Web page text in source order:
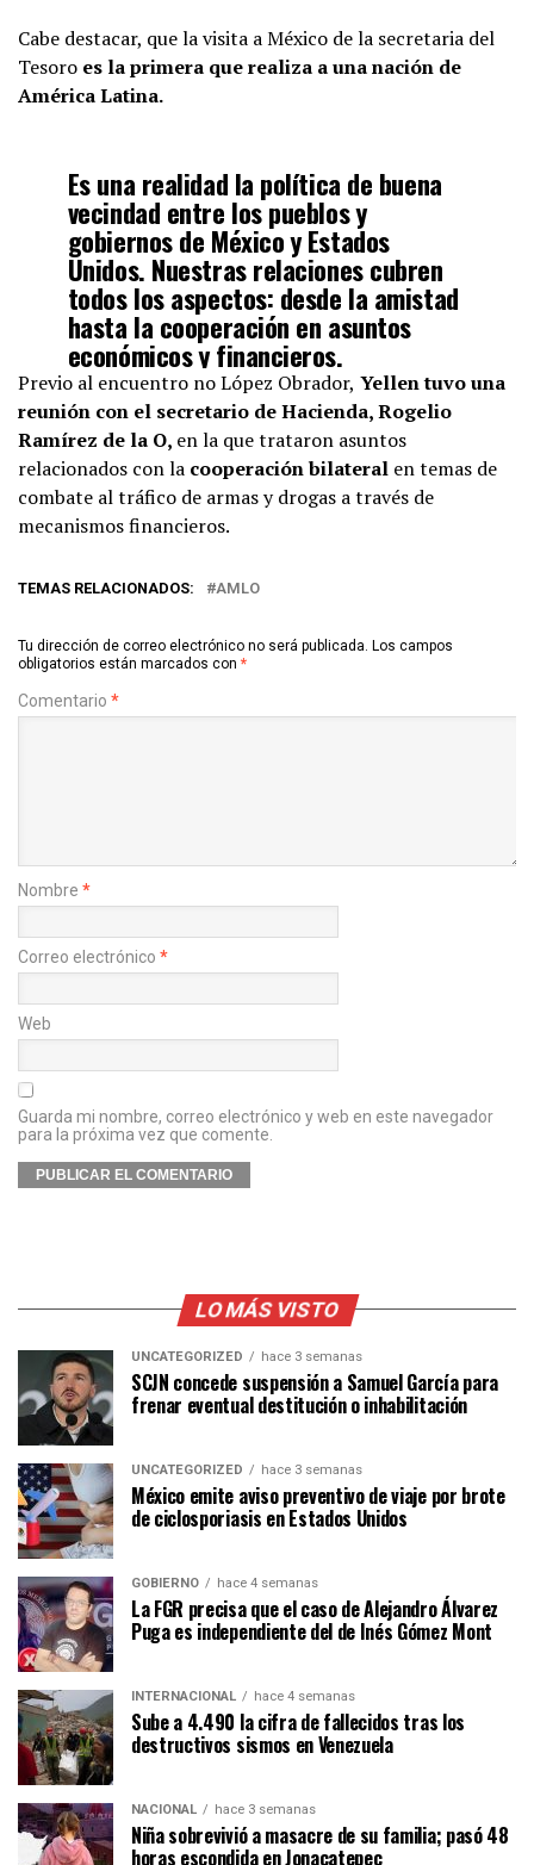
Cabe destacar, que la visita a México de la secretaria del
Tesoro es la primera que realiza a una nación de
América Latina.
Es una realidad la política de buena
vecindad entre los pueblos y
gobiernos de México y Estados
Unidos. Nuestras relaciones cubren
todos los aspectos: desde la amistad
hasta la cooperación en asuntos
económicos y financieros.
Por eso fue muy productivo y
agradable el encuentro…
pic.twitter.com/tffhtmRw1g
— Andrés Manuel (@lopezobrador_)
Previo al encuentro no López Obrador, Yellen tuvo una
reunión con el secretario de Hacienda, Rogelio
Ramírez de la O, en la que trataron asuntos
relacionados con la cooperación bilateral en temas de
combate al tráfico de armas y drogas a través de
mecanismos financieros.
TEMAS RELACIONADOS: AMLO
Tu dirección de correo electrónico no será publicada. Los campos
obligatorios están marcados con *
Comentario *
Nombre *
Correo electrónico *
Web
Guarda mi nombre, correo electrónico y web en este navegador
para la próxima vez que comente.
LO MÁS VISTO
UNCATEGORIZED hace 3 semanas
SCJN concede suspensión a Samuel García para
frenar eventual destitución o inhabilitación
UNCATEGORIZED hace 3 semanas
México emite aviso preventivo de viaje por brote
de ciclosporiasis en Estados Unidos
GOBIERNO hace 4 semanas
La FGR precisa que el caso de Alejandro Álvarez
Puga es independiente del de Inés Gómez Mont
INTERNACIONAL hace 4 semanas
Sube a 4.490 la cifra de fallecidos tras los
destructivos sismos en Venezuela
NACIONAL hace 3 semanas
Niña sobrevivió a masacre de su familia; pasó 48
horas escondida en Jonacatepec